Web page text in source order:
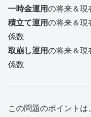
一時金運用の将来＆
積立て運用の将来＆
係数
取崩し運用の将来＆
係数
この問題のポイント